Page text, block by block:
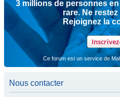
3 millions de personnes
rare. Ne
Rejoignez la
Ce forum est un service de
Nous contacter